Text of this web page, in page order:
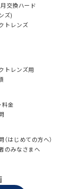
交換ハード
ズ)
トレンズ
トレンズ用
料金
はじめての方へ）
のみなさまへ